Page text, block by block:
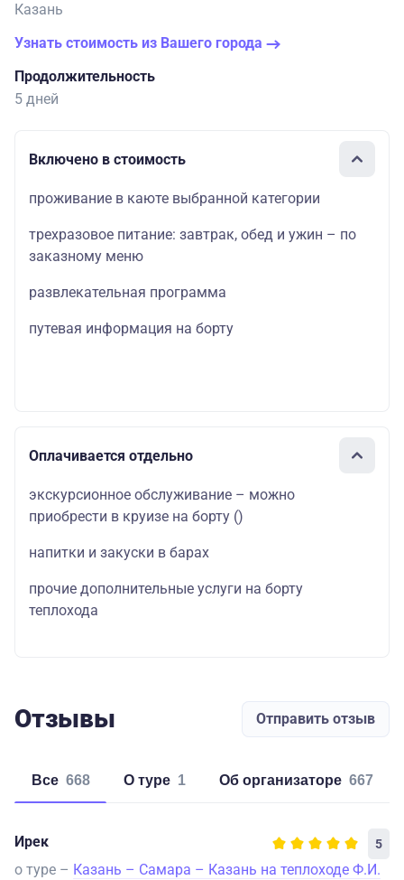
Казань
Узнать стоимость из Вашего города
Продолжительность
5 дней
Включено в стоимость
проживание в каюте выбранной категории
трехразовое питание: завтрак, обед и ужин – по
заказному меню
развлекательная программа
путевая информация на борту
Оплачивается отдельно
экскурсионное обслуживание – можно
приобрести в круизе на борту ()
напитки и закуски в барах
прочие дополнительные услуги на борту
теплохода
Отзывы Отправить отзыв
Все 668 о туре 1 об организаторе 667
Ирек 5
о туре – Казань – Самара – Казань на теплоходе Ф.И.